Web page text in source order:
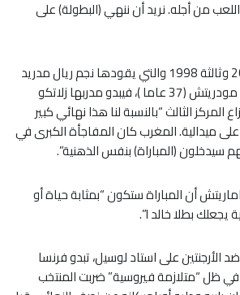
اللعب من أجله. نريد أن ننهي (البطولة) على
أما كرواتيا، وصيفة 2018 وثالثة 1998 والتي يقودها نجم ريال مدريد
الإسباني المخضرم لوكا مودريتش (37 عاما )، فيبدو مدربها زلاتكو
الثالث “بالنسبة لنا هذا نهائي كبير
على ميدالية. المغرب كان المفاجأة الكبرى في
سيدخلون (المباراة) بنفس الذهنية”.
أن المباراة ستكون “بمثابة حياة أو
يجعلك بطلا خالد ا”.
الأرجنتين على استاد لوسيل، تبدو فرنسا
ظل “متلازمة فيروسية” ضربت المنتخب